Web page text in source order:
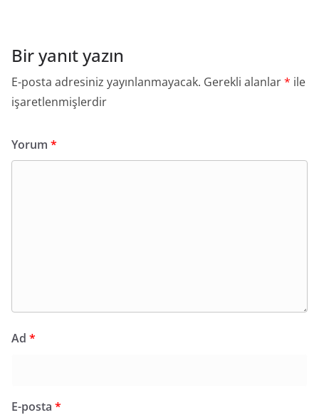
Bir yanıt yazın
E-posta adresiniz yayınlanmayacak. Gerekli alanlar* ile
işaretlenmişlerdir
Yorum *
Ad *
E-posta *